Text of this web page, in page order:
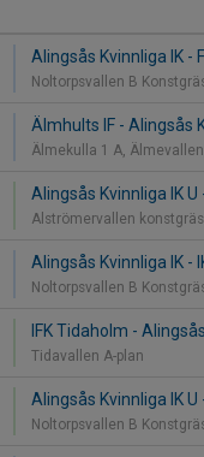
Alingsås Kvinnliga IK -
Noltorpsvallen B
Älmhults IF - Alingsås
Älmekulla 1 A,
Alingsås Kvinnliga IK
Alströmervallen konstgräs
Alingsås Kvinnliga IK -
Noltorpsvallen B
IFK Tidaholm -
Tidavallen A-plan
Alingsås Kvinnliga IK U
Noltorpsvallen B